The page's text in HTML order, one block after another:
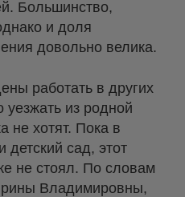
Большинство,
и доля
довольно велика.
работать в других
уезжать из родной
не хотят. Пока в
сад, этот
не стоял. По словам
Владимировны,